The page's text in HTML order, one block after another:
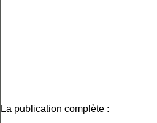
La publication complète :